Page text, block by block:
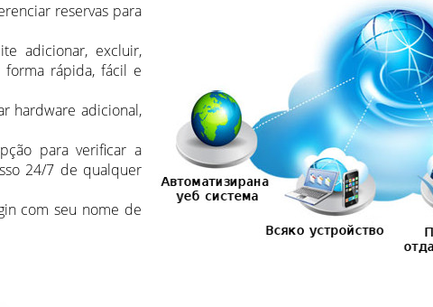
reservas para
adicionar, excluir,
rápida, fácil e
hardware adicional,
para verificar a
24/7 de qualquer
com seu nome de